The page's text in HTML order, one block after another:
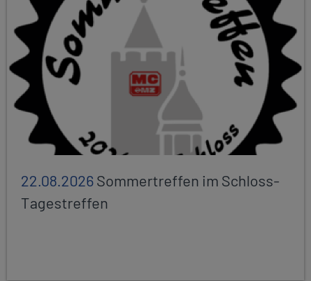
22.08.2026Sommertreffen im Schloss-
Tagestreffen